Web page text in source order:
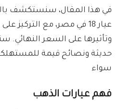
في هذا المقال، سنستكشف
عيار 18 في مصر، مع
وتأثيرها على السعر النهائي.
حديثة ونصائح قيمة
سواء
فهم عيارات الذهب